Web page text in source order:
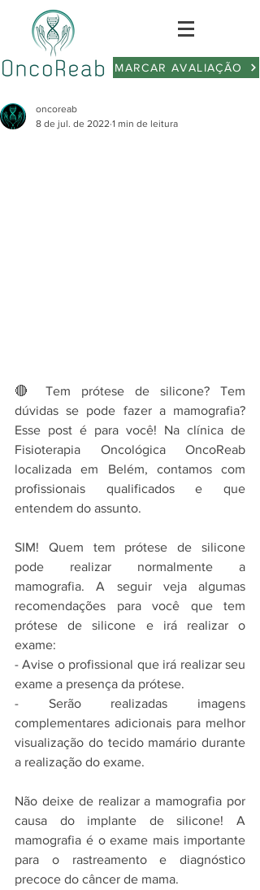
MARCAR AVALIAÇÃO
oncoreab
8 de jul. de 2022 1 min de leitura
🔴 Tem prótese de silicone? Tem
dúvidas se pode fazer a mamografia?
Esse post é para você! Na clínica de
Fisioterapia Oncológica OncoReab
localizada em Belém, contamos com
profissionais qualificados e que
entendem do assunto.
SIM! Quem tem prótese de silicone
pode realizar normalmente a
mamografia. A seguir veja algumas
recomendações para você que tem
prótese de silicone e irá realizar o
exame:
- Avise o profissional que irá realizar seu
exame a presença da prótese.
- Serão realizadas imagens
complementares adicionais para melhor
visualização do tecido mamário durante
a realização do exame.
Não deixe de realizar a mamografia por
causa do implante de silicone! A
mamografia é o exame mais importante
para o rastreamento e diagnóstico
precoce do câncer de mama.